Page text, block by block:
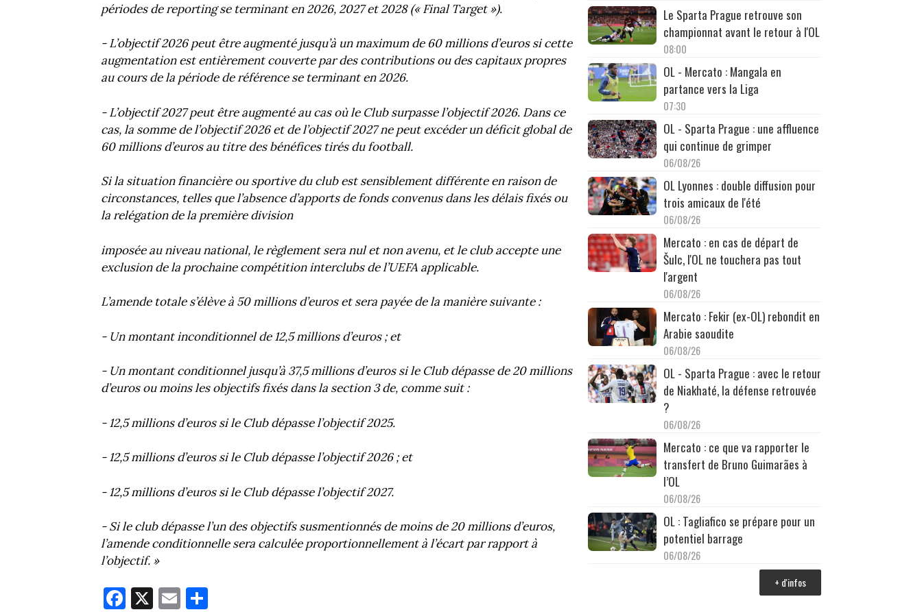
périodes de reporting se terminant en 2026, 2027 et 2028 (« Final Target »).
- L’objectif 2026 peut être augmenté jusqu’à un maximum de 60 millions d’euros si cette
augmentation est entièrement couverte par des contributions ou des capitaux propres
au cours de la période de référence se terminant en 2026.
- L’objectif 2027 peut être augmenté au cas où le Club surpasse l’objectif 2026. Dans ce
cas, la somme de l’objectif 2026 et de l’objectif 2027 ne peut excéder un déficit global de
60 millions d’euros au titre des bénéfices tirés du football.
Si la situation financière ou sportive du club est sensiblement différente en raison de
circonstances, telles que l’absence d’apports de fonds convenus dans les délais fixés ou
la relégation de la première division
imposée au niveau national, le règlement sera nul et non avenu, et le club accepte une
exclusion de la prochaine compétition interclubs de l’UEFA applicable.
L’amende totale s’élève à 50 millions d’euros et sera payée de la manière suivante :
- Un montant inconditionnel de 12,5 millions d’euros ; et
- Un montant conditionnel jusqu’à 37,5 millions d’euros si le Club dépasse de 20 millions
d’euros ou moins les objectifs fixés dans la section 3 de, comme suit :
- 12,5 millions d’euros si le Club dépasse l’objectif 2025.
- 12,5 millions d’euros si le Club dépasse l’objectif 2026 ; et
- 12,5 millions d’euros si le Club dépasse l’objectif 2027.
- Si le club dépasse l’un des objectifs susmentionnés de moins de 20 millions d’euros,
l’amende conditionnelle sera calculée proportionnellement à l’écart par rapport à
l’objectif. »
Fa X E
Le Sparta Prague retrouve son
championnat avant le retour à l'OL
08:00
OL - Mercato : Mangala en
partance vers la Liga
07:30
OL - Sparta Prague : une affluence
qui continue de grimper
06/08/26
OL Lyonnes : double diffusion pour
trois amicaux de l'été
06/08/26
Mercato : en cas de départ de
Šulc, l'OL ne touchera pas tout
l'argent
06/08/26
Mercato : Fekir (ex-OL) rebondit en
Arabie saoudite
06/08/26
OL - Sparta Prague : avec le retour
de Niakhaté, la défense retrouvée
?
06/08/26
Mercato : ce que va rapporter le
transfert de Bruno Guimarães à
l’OL
06/08/26
OL : Tagliafico se prépare pour un
potentiel barrage
06/08/26
+ d'infos